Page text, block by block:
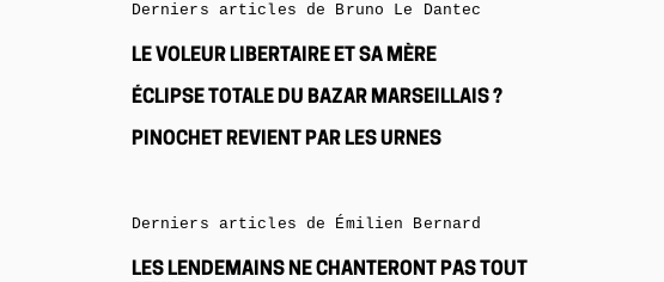
Derniers articles de Bruno Le Dantec
LE VOLEUR LIBERTAIRE ET SA MÈRE
ÉCLIPSE TOTALE DU BAZAR MARSEILLAIS ?
PINOCHET REVIENT PAR LES URNES
Derniers articles de Émilien Bernard
LES LENDEMAINS NE CHANTERONT PAS TOUT